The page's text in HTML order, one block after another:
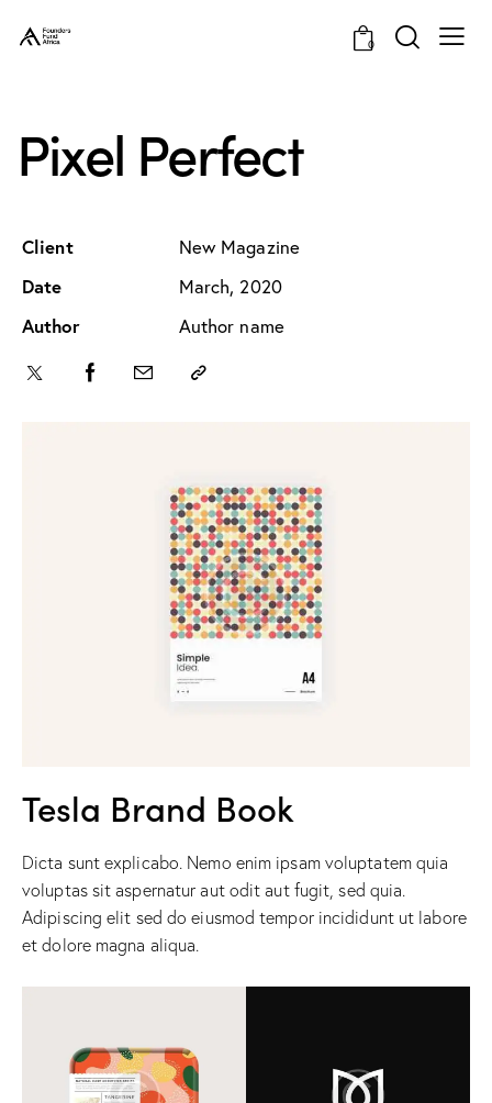
0
Pixel Perfect
Client
New Magazine
Date
March, 2020
Author
Author name
Tesla Brand Book
Dicta sunt explicabo. Nemo enim ipsam voluptatem quia
voluptas sit aspernatur aut odit aut fugit, sed quia.
Adipiscing elit sed do eiusmod tempor incididunt ut labore
et dolore magna aliqua.